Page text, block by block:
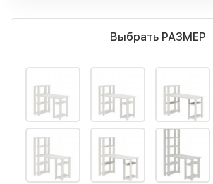
Выбрать РАЗМЕР